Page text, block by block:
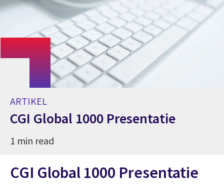
ARTIKEL
CGI Global 1000 Presentatie
1 min read
CGI Global 1000 Presentatie